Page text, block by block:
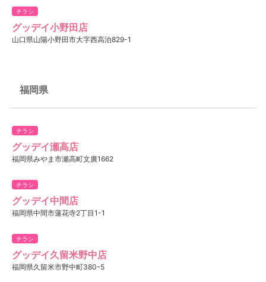
チラシ
グッデイ小野田店
山口県山陽小野田市大字西高泊829-1
福岡県
チラシ
グッデイ瀬高店
福岡県みやま市瀬高町文廣1662
チラシ
グッデイ中間店
福岡県中間市蓮花寺2丁目1-1
チラシ
グッデイ久留米野中店
福岡県久留米市野中町380ｰ5